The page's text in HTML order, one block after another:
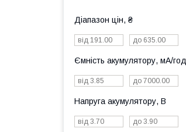
Діапазон цін, ₴
Ємність акумулятору, мА/год
Напруга акумулятору, В